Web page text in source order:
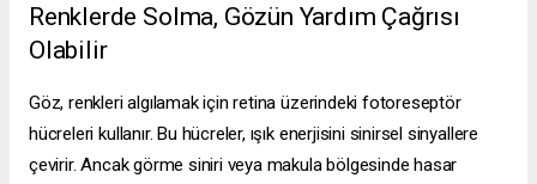
Renklerde Solma, Gözün Yardım Çağrısı
Olabilir
Göz, renkleri algılamak için retina üzerindeki fotoreseptör
hücreleri kullanır. Bu hücreler, ışık enerjisini sinirsel sinyallere
çevirir. Ancak görme siniri veya makula bölgesinde hasar